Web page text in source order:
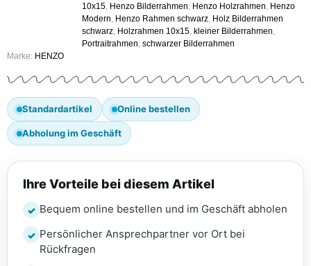
10x15, Henzo Bilderrahmen, Henzo Holzrahmen, Henzo
Modern, Henzo Rahmen schwarz, Holz Bilderrahmen
schwarz, Holzrahmen 10x15, kleiner Bilderrahmen,
Portraitrahmen, schwarzer Bilderrahmen
Marke: HENZO
Standardartikel Online bestellen
Abholung im Geschäft
Ihre Vorteile bei diesem Artikel
Bequem online bestellen und im Geschäft abholen
Persönlicher Ansprechpartner vor Ort bei
Rückfragen